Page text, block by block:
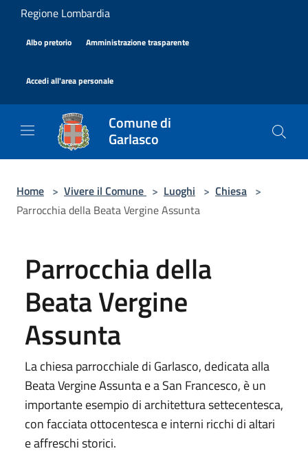
Salta al contenuto principale
Regione Lombardia
Albo pretorio Amministrazione trasparente
Accedi all'area personale
Comune di
Garlasco
Home > Vivere il Comune > Luoghi > Chiesa >
Parrocchia della Beata Vergine Assunta
Parrocchia della
Beata Vergine
Assunta
La chiesa parrocchiale di Garlasco, dedicata alla
Beata Vergine Assunta e a San Francesco, è un
importante esempio di architettura settecentesca,
con facciata ottocentesca e interni ricchi di altari
e affreschi storici.